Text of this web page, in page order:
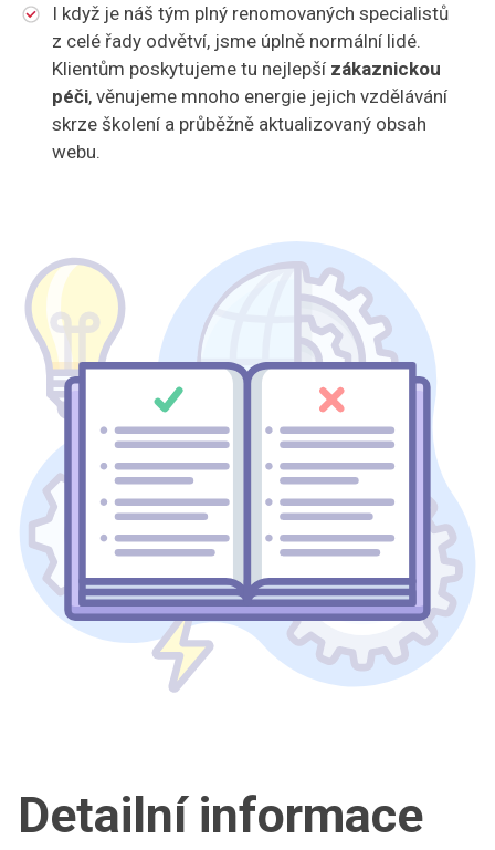
I když je náš tým plný renomovaných specialistů
z celé řady odvětví, jsme úplně normální lidé.
Klientům poskytujeme tu nejlepší zákaznickou
péči, věnujeme mnoho energie jejich vzdělávání
skrze školení a průběžně aktualizovaný obsah
webu.
Detailní informace